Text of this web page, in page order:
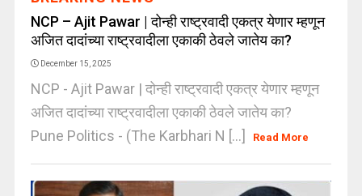
NCP – Ajit Pawar | दोन्ही राष्ट्रवादी एकत्र येणार म्हणून
अजित दादांच्या राष्ट्रवादीला एकाकी ठेवले जातेय का?
December 15, 2025
NCP - Ajit Pawar | दोन्ही राष्ट्रवादी एकत्र येणार म्हणून
अजित दादांच्या राष्ट्रवादीला एकाकी ठेवले जातेय का?
Pune Politics - (The Karbhari N [...]
Read More